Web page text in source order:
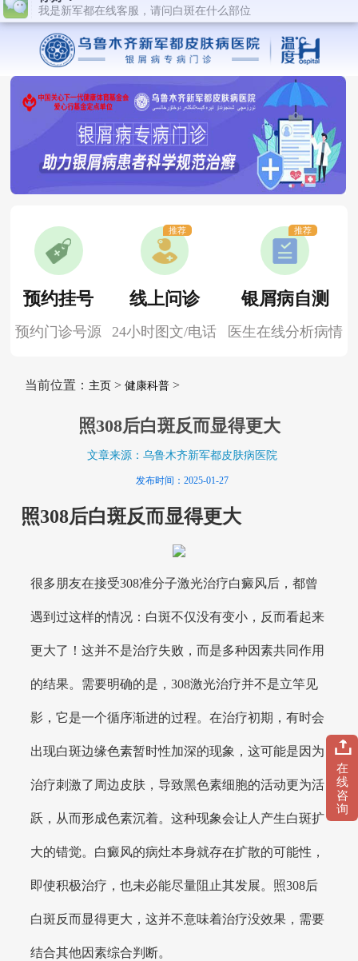
预约挂号
预约门诊号源
线上问诊
24小时图文/电话
推荐
银屑病自测
医生在线分析病情
推荐
当前位置： 主页> 健康科普>
照308后白斑反而显得更大
文章来源：乌鲁木齐新军都皮肤病医院
发布时间：2025-01-27
照308后白斑反而显得更大
很多朋友在接受308准分子激光治疗白癜风后，都曾
遇到过这样的情况：白斑不仅没有变小，反而看起来
更大了！这并不是治疗失败，而是多种因素共同作用
的结果。需要明确的是，308激光治疗并不是立竿见
影，它是一个循序渐进的过程。在治疗初期，有时会
出现白斑边缘色素暂时性加深的现象，这可能是因为
治疗刺激了周边皮肤，导致黑色素细胞的活动更为活
跃，从而形成色素沉着。这种现象会让人产生白斑扩
大的错觉。白癜风的病灶本身就存在扩散的可能性，
即使积极治疗，也未必能尽量阻止其发展。照308后
白斑反而显得更大，这并不意味着治疗没效果，需要
结合其他因素综合判断。
在
线
咨
询